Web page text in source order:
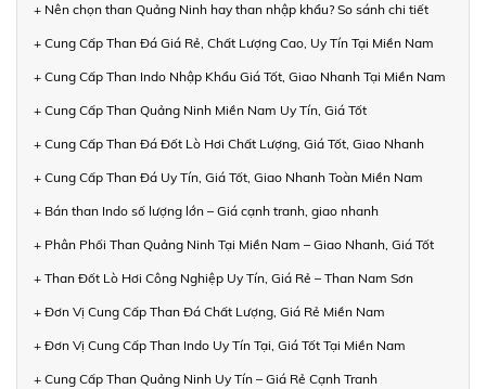
+ Nên chọn than Quảng Ninh hay than nhập khẩu? So sánh chi tiết
+ Cung Cấp Than Đá Giá Rẻ, Chất Lượng Cao, Uy Tín Tại Miền Nam
+ Cung Cấp Than Indo Nhập Khẩu Giá Tốt, Giao Nhanh Tại Miền Nam
+ Cung Cấp Than Quảng Ninh Miền Nam Uy Tín, Giá Tốt
+ Cung Cấp Than Đá Đốt Lò Hơi Chất Lượng, Giá Tốt, Giao Nhanh
+ Cung Cấp Than Đá Uy Tín, Giá Tốt, Giao Nhanh Toàn Miền Nam
+ Bán than Indo số lượng lớn – Giá cạnh tranh, giao nhanh
+ Phân Phối Than Quảng Ninh Tại Miền Nam – Giao Nhanh, Giá Tốt
+ Than Đốt Lò Hơi Công Nghiệp Uy Tín, Giá Rẻ – Than Nam Sơn
+ Đơn Vị Cung Cấp Than Đá Chất Lượng, Giá Rẻ Miền Nam
+ Đơn Vị Cung Cấp Than Indo Uy Tín Tại, Giá Tốt Tại Miền Nam
+ Cung Cấp Than Quảng Ninh Uy Tín – Giá Rẻ Cạnh Tranh